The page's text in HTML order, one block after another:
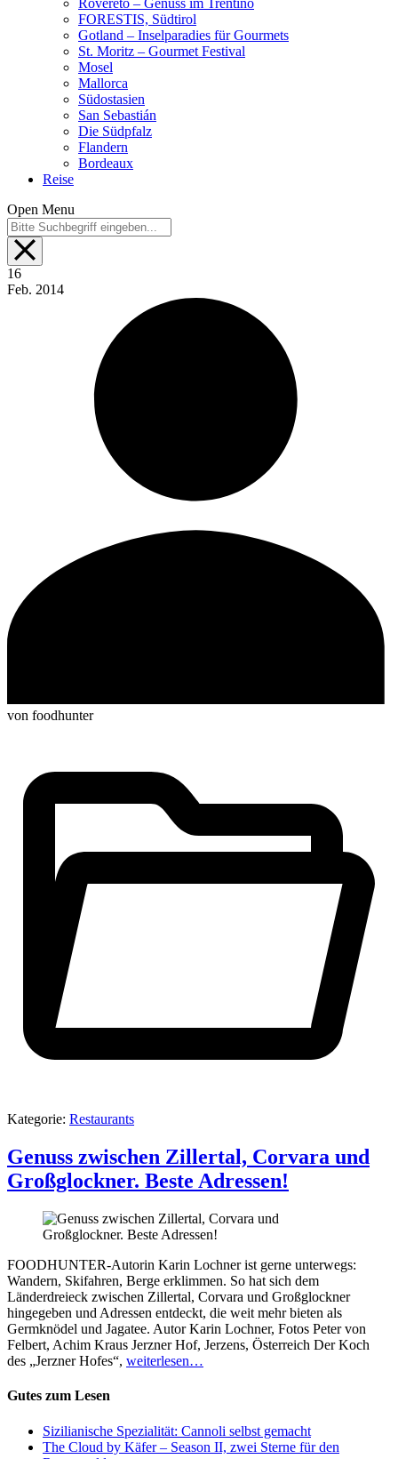
Rovereto – Genuss im Trentino
FORESTIS, Südtirol
Gotland – Inselparadies für Gourmets
St. Moritz – Gourmet Festival
Mosel
Mallorca
Südostasien
San Sebastián
Die Südpfalz
Flandern
Bordeaux
Reise
Open Menu
16
Feb. 2014
von foodhunter
Kategorie: Restaurants
Genuss zwischen Zillertal, Corvara und
Großglockner. Beste Adressen!
FOODHUNTER-Autorin Karin Lochner ist gerne unterwegs:
Wandern, Skifahren, Berge erklimmen. So hat sich dem
Länderdreieck zwischen Zillertal, Corvara und Großglockner
hingegeben und Adressen entdeckt, die weit mehr bieten als
Germknödel und Jagatee. Autor Karin Lochner, Fotos Peter von
Felbert, Achim Kraus Jerzner Hof, Jerzens, Österreich Der Koch
des „Jerzner Hofes“, weiterlesen…
Gutes zum Lesen
Sizilianische Spezialität: Cannoli selbst gemacht
The Cloud by Käfer – Season II, zwei Sterne für den